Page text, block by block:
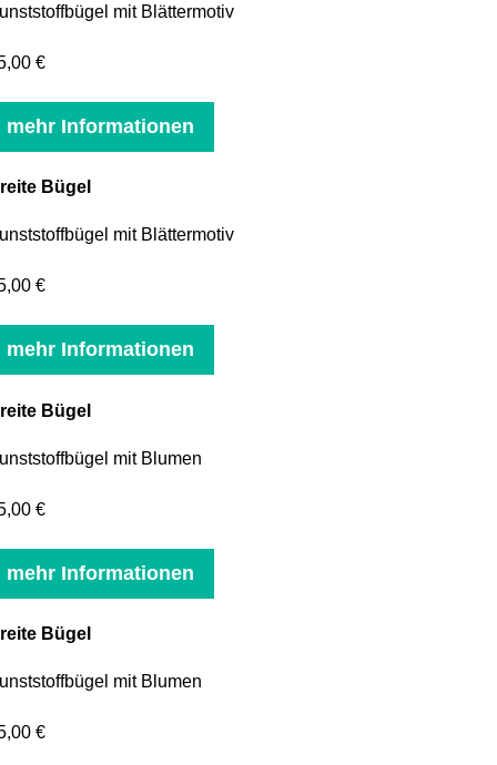
mit Blättermotiv
€
mehr Informationen
Bügel
mit Blättermotiv
€
mehr Informationen
Bügel
mit Blumen
€
mehr Informationen
Bügel
mit Blumen
€